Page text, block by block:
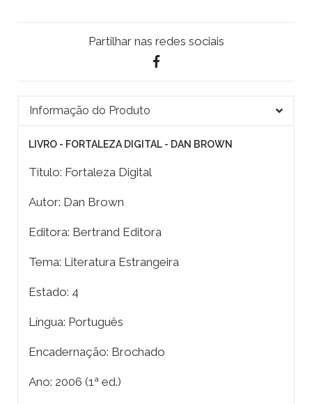
Partilhar nas redes sociais
Informação do Produto
LIVRO - FORTALEZA DIGITAL - DAN BROWN
Título: Fortaleza Digital
Autor: Dan Brown
Editora: Bertrand Editora
Tema: Literatura Estrangeira
Estado: 4
Língua: Português
Encadernação: Brochado
Ano: 2006 (1ª ed.)